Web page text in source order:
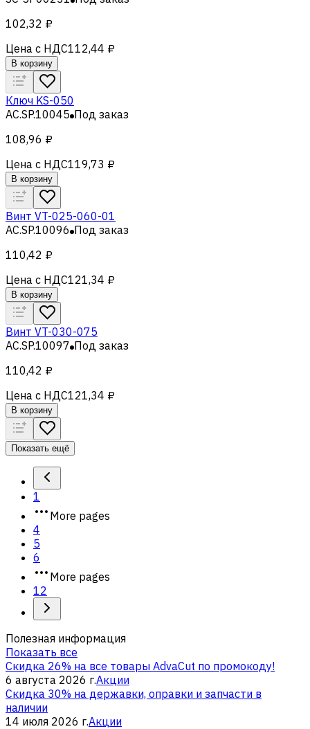
102,32 ₽
Цена с НДС112,44 ₽
В корзину
Ключ KS-050
AC.SP.10045 Под заказ
108,96 ₽
Цена с НДС119,73 ₽
В корзину
Винт VT-025-060-01
AC.SP.10096 Под заказ
110,42 ₽
Цена с НДС121,34 ₽
В корзину
Винт VT-030-075
AC.SP.10097 Под заказ
110,42 ₽
Цена с НДС121,34 ₽
В корзину
Показать ещё
1
More pages
4
5
6
More pages
12
Полезная информация
Показать все
Скидка 26% на все товары AdvaCut по промокоду!
6 августа 2026 г.Акции
Скидка 30% на державки, оправки и запчасти в
наличии
14 июля 2026 г.Акции